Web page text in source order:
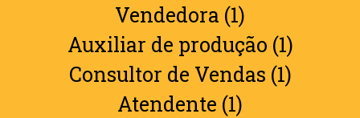
Vendedora (1)
Auxiliar de produção (1)
Consultor de Vendas (1)
Atendente (1)